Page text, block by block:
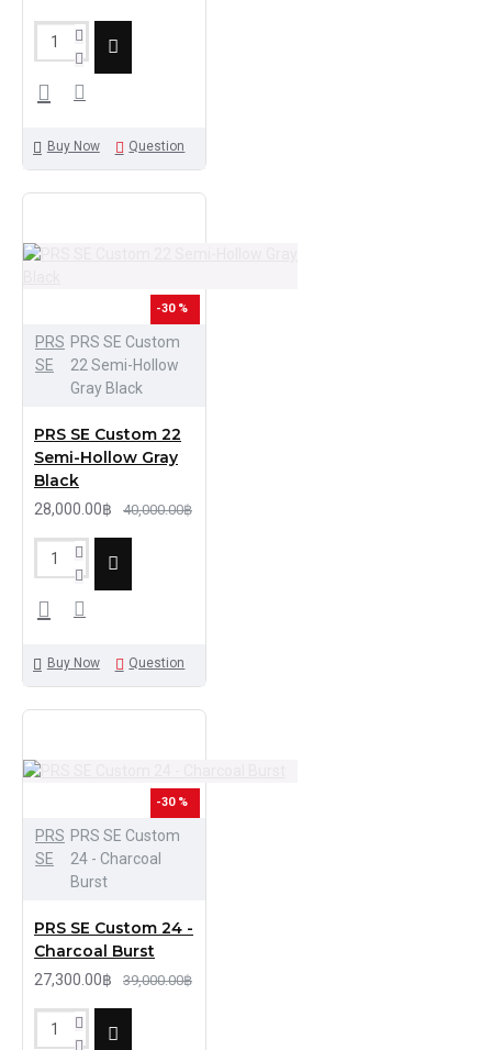
Buy Now Question
-30 %
PRS
SE
PRS SE Custom
22 Semi-Hollow
Gray Black
PRS SE Custom 22
Semi-Hollow Gray
Black
28,000.00฿ 40,000.00฿
Buy Now Question
-30 %
PRS
SE
PRS SE Custom
24 - Charcoal
Burst
PRS SE Custom 24 -
Charcoal Burst
27,300.00฿ 39,000.00฿